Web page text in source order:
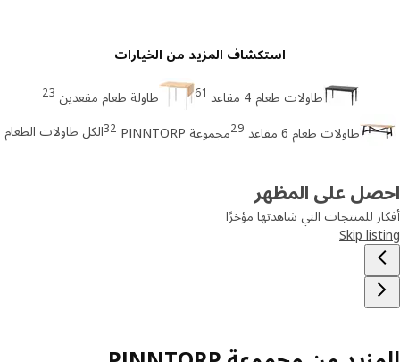
استكشاف المزيد من الخيارات
طاولات طعام 4 مقاعد 61 طاولة طعام مقعدين 23
طاولات طعام 6 مقاعد 29 مجموعة PINNTORP 32 الكل طاولات الطعام
على المظهر
للمنتجات التي شاهدتها مؤخرًا
Skip